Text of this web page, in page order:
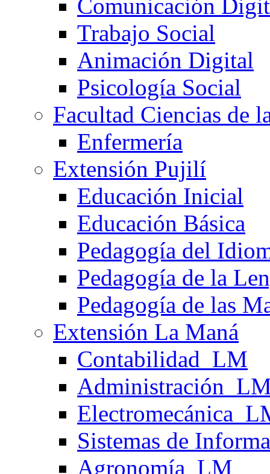
Comunicación
Trabajo Social
Animación Digital
Psicología Social
Facultad Ciencias de
Enfermería
Extensión Pujilí
Educación Inicial
Educación Básica
Pedagogía del
Pedagogía de la
Pedagogía de las
Extensión La Maná
Contabilidad_LM
Sistemas de
Agronomía_LM